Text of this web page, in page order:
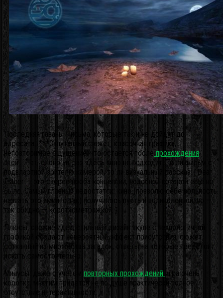
Последняя гавань. Письма, которые так и не дойдут до
адресата…***Запутанный сюжет, красочная графика,
неповторимое ощущение, что остается после прохождения
этой… Нет, слово «игра» здесь явно не подходит. То ли фильм с
подвластной зрителю камерой, то ли визуальный рассказ… Dear
Esther — это скорее проба концепции, подобной которой еще не
было. Самый главный недостаток: кино (позволю себе вольность
назвать это именно так) получилось пусть и великолепной, но —
так обидно — короткометражкой.
Плюсы: свежие идеи; стильный дизайн вкупе с технологичной
графикой создают невероятный эффект присутствия; сюжет,
сотканный из множества загадок, ответы на которые предстоит
искать самостоятельно.
Минусы: даже с учетом повторных прохождений игра очень
коротка; многим придется не по душе практически полное
отсутствие интерактивности.